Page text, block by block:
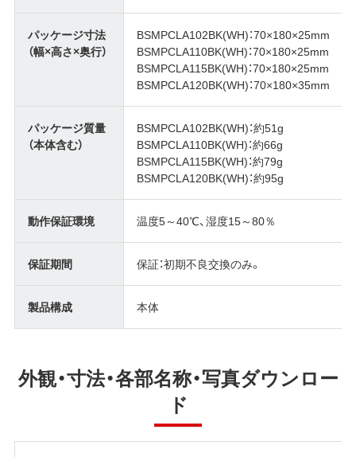
パッケージ寸法
（幅×高さ×奥行）
BSMPCLA102BK(WH)：70×180×25mm
BSMPCLA110BK(WH)：70×180×25mm
BSMPCLA115BK(WH)：70×180×25mm
BSMPCLA120BK(WH)：70×180×35mm
パッケージ質量
（本体含む）
BSMPCLA102BK(WH)：約51g
BSMPCLA110BK(WH)：約66g
BSMPCLA115BK(WH)：約79g
BSMPCLA120BK(WH)：約95g
動作保証環境 温度5～40℃、湿度15～80％
保証期間 保証：初期不良交換のみ。
製品構成 本体
外観・寸法・各部名称・写真ダウンロー
ド